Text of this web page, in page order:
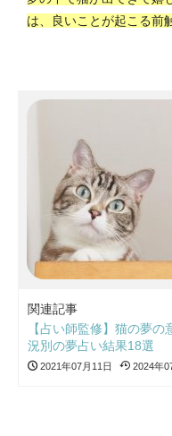
は、良いことが起こる前
関連記事
【占い師監修】猫の夢
況別の夢占い結果18選
2021年07月11日 2024年